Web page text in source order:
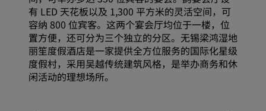
有 LED 天花板以及 1,300 平方米的灵活空间，可
容纳 800 位宾客。这两个宴会厅均位于一楼，位
置方便，还可分为三个独立的分区。无锡梁鸿湿地
丽笙度假酒店是一家提供全方位服务的国际化星级
度假村，采用吴越传统建筑风格，是举办商务和休
闲活动的理想场所。